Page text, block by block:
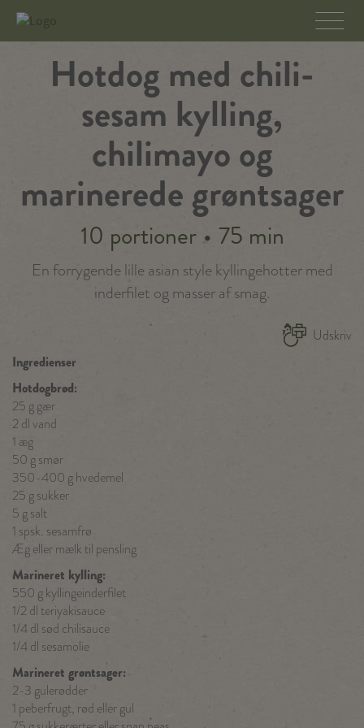
Hotdog med chili-
sesam kylling,
chilimayo og
marinerede grøntsager
10 portioner • 75 min
En forrygende lille asian style kyllingehotter med
inderfilet og masser af smag.
Udskriv
Ingredienser
Hotdogbrød:
25 g gær
2 dl vand
1 æg
50 g smør
350-400 g hvedemel
25 g sukker
5 g salt
1 spsk. sesamfrø
Æg eller mælk til pensling
Marineret kylling:
550 g kyllingeinderfilet
1/2 dl teriyakisauce
1/4 dl sød chilisauce
1/4 dl sesamolie
Marineret grøntsager:
2-3 gulerødder
1 peberfrugt, rød eller gul